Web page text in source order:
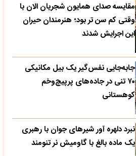
مقایسه صدای همایون شجریان الان با
وقتی کم سن تر بود؛ هنرمندان حیران
این اجرایش شدند
جابه‌جایی نفس‌گیر یک بیل مکانیکی
۷۰ تنی در جاده‌های پرپیچ‌وخم
کوهستانی
نبرد دلهره آور شیرهای جوان با رهبری
یک ماده بالغ با گاومیش نر تنومند